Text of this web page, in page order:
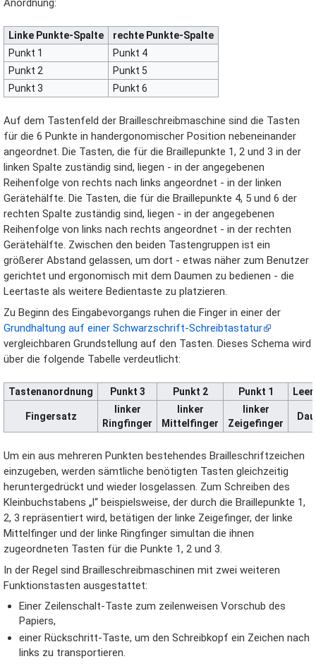
Linke Punkte-Spalte
rechte Punkte-Spalte
Punkt 1
Punkt 4
Punkt 2
Punkt 5
Punkt 3
Punkt 6
Auf dem Tastenfeld der Brailleschreibmaschine sind die Tasten
für die 6 Punkte in handergonomischer Position nebeneinander
angeordnet. Die Tasten, die für die Braillepunkte 1, 2 und 3 in der
linken Spalte zuständig sind, liegen - in der angegebenen
Reihenfolge von rechts nach links angeordnet - in der linken
Gerätehälfte. Die Tasten, die für die Braillepunkte 4, 5 und 6 der
rechten Spalte zuständig sind, liegen - in der angegebenen
Reihenfolge von links nach rechts angeordnet - in der rechten
Gerätehälfte. Zwischen den beiden Tastengruppen ist ein
größerer Abstand gelassen, um dort - etwas näher zum Benutzer
gerichtet und ergonomisch mit dem Daumen zu bedienen - die
Leertaste als weitere Bedientaste zu platzieren.
Zu Beginn des Eingabevorgangs ruhen die Finger in einer der
Grundhaltung auf einer Schwarzschrift-Schreibtastatur
vergleichbaren Grundstellung auf den Tasten. Dieses Schema wird
über die folgende Tabelle verdeutlicht:
Tastenanordnung Punkt 3 Punkt 2 Punkt 1
Fingersatz
linker
Ringfinger
linker
Mittelfinger
linker
Zeigefinger
Um ein aus mehreren Punkten bestehendes Brailleschriftzeichen
einzugeben, werden sämtliche benötigten Tasten gleichzeitig
heruntergedrückt und wieder losgelassen. Zum Schreiben des
Kleinbuchstabens „l“ beispielsweise, der durch die Braillepunkte 1,
2, 3 repräsentiert wird, betätigen der linke Zeigefinger, der linke
Mittelfinger und der linke Ringfinger simultan die ihnen
zugeordneten Tasten für die Punkte 1, 2 und 3.
In der Regel sind Brailleschreibmaschinen mit zwei weiteren
Funktionstasten ausgestattet:
Einer Zeilenschalt-Taste zum zeilenweisen Vorschub des
Papiers,
einer Rückschritt-Taste, um den Schreibkopf ein Zeichen nach
links zu transportieren.